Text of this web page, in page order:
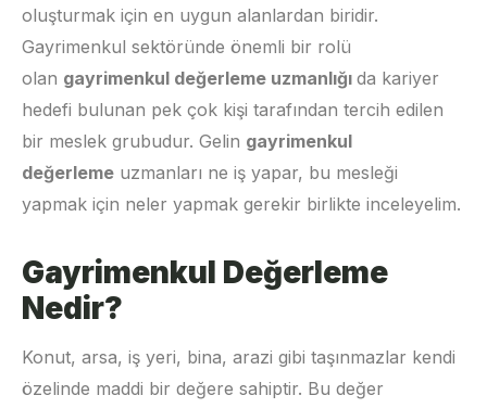
oluşturmak için en uygun alanlardan biridir.
Gayrimenkul sektöründe önemli bir rolü
olan gayrimenkul değerleme uzmanlığı da kariyer
hedefi bulunan pek çok kişi tarafından tercih edilen
bir meslek grubudur. Gelin gayrimenkul
değerleme uzmanları ne iş yapar, bu mesleği
yapmak için neler yapmak gerekir birlikte inceleyelim.
Gayrimenkul Değerleme
Nedir?
Konut, arsa, iş yeri, bina, arazi gibi taşınmazlar kendi
özelinde maddi bir değere sahiptir. Bu değer